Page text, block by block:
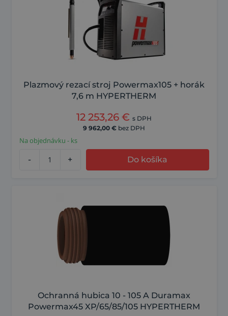
Plazmový rezací stroj Powermax105 + horák
7,6 m HYPERTHERM
12 253,26 € s DPH
9 962,00 € bez DPH
Na objednávku - ks
- + Do košíka
Ochranná hubica 10 - 105 A Duramax
Powermax45 XP/65/85/105 HYPERTHERM